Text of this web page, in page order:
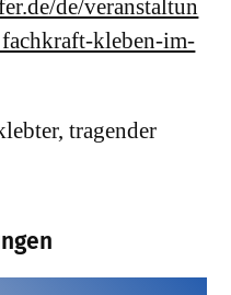
de/veranstaltun
kleben-im-
tragender